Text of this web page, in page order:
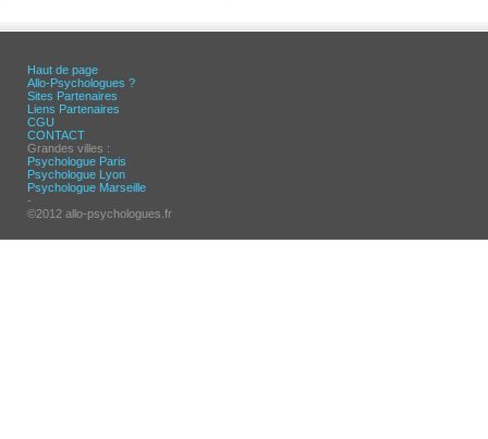
Haut de page
Allo-Psychologues ?
Sites Partenaires
Liens Partenaires
CGU
CONTACT
Grandes villes :
Psychologue Paris
Psychologue Lyon
Psychologue Marseille
-
©2012 allo-psychologues.fr